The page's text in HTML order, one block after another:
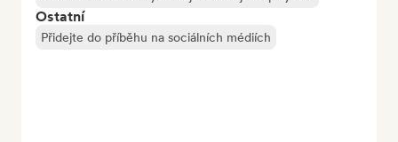
Ostatní
Přidejte do příběhu na sociálních médiích